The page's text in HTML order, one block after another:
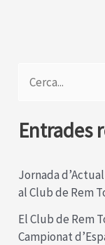
r
a
:
Entrades
Jornada
al Club de Rem
El Club de Rem
Campionat